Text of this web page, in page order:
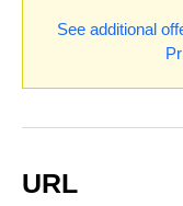
See additional
URL